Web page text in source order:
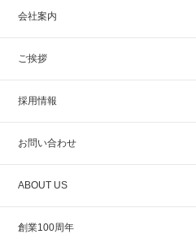
会社案内
ご挨拶
採用情報
お問い合わせ
ABOUT US
創業100周年